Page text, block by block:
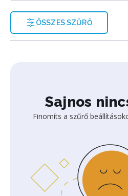
ÖSSZES SZŰRŐ
Sajnos
Finomíts a szűrő